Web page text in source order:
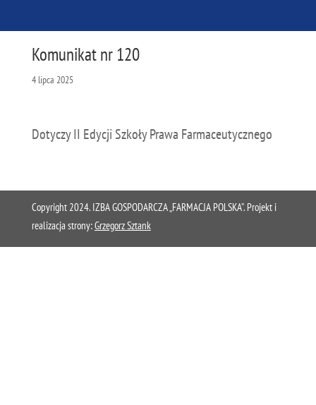
Komunikat nr 120
4 lipca 2025
Dotyczy II Edycji Szkoły Prawa Farmaceutycznego
Copyright 2024. IZBA GOSPODARCZA „FARMACJA POLSKA”. Projekt i
realizacja strony:Grzegorz Sztank